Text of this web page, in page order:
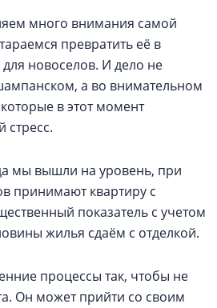
много внимания самой
превратить её в
новоселов. И дело не
а во внимательном
в этот момент
мы вышли на уровень, при
принимают квартиру с
показатель с учетом
жилья сдаём с отделкой.
процессы так, чтобы не
Он может прийти со своим